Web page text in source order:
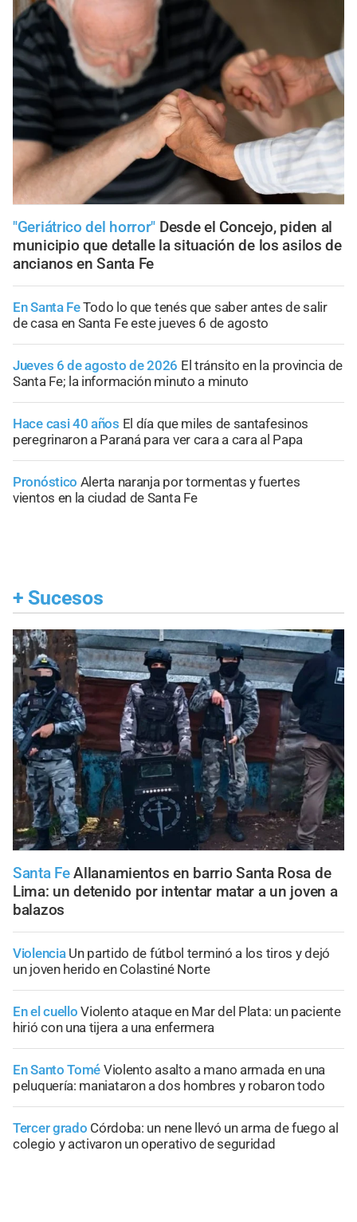
"Geriátrico del horror" Desde el Concejo, piden al
municipio que detalle la situación de los asilos de
ancianos en Santa Fe
En Santa FeTodo lo que tenés que saber antes de salir
de casa en Santa Fe este jueves 6 de agosto
Jueves 6 de agosto de 2026 El tránsito en la provincia de
Santa Fe; la información minuto a minuto
Hace casi 40 años El día que miles de santafesinos
peregrinaron a Paraná para ver cara a cara al Papa
Pronóstico Alerta naranja por tormentas y fuertes
vientos en la ciudad de Santa Fe
+ Sucesos
Santa Fe Allanamientos en barrio Santa Rosa de
Lima: un detenido por intentar matar a un joven a
balazos
Violencia Un partido de fútbol terminó a los tiros y dejó
un joven herido en Colastiné Norte
En el cuello Violento ataque en Mar del Plata: un paciente
hirió con una tijera a una enfermera
En Santo Tomé Violento asalto a mano armada en una
peluquería: maniataron a dos hombres y robaron todo
Tercer grado Córdoba: un nene llevó un arma de fuego al
colegio y activaron un operativo de seguridad